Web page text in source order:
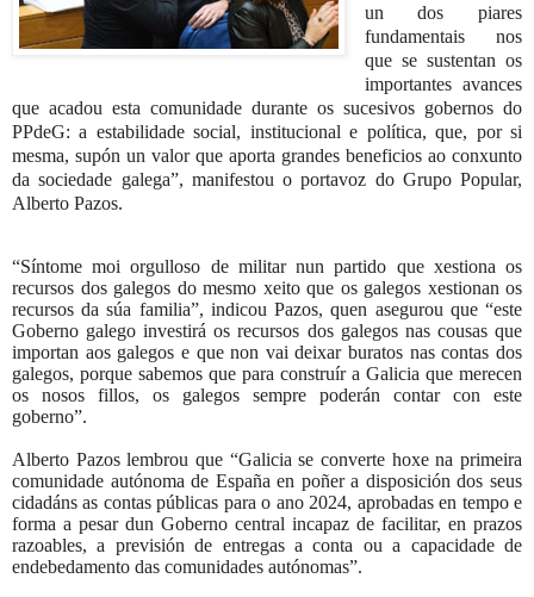
un dos piares
fundamentais nos
que se sustentan os
importantes avances
que acadou esta comunidade durante os sucesivos gobernos do
PPdeG: a estabilidade social, institucional e política, que, por si
mesma, supón un valor que aporta grandes beneficios ao conxunto
da sociedade galega”, manifestou o portavoz do Grupo Popular,
Alberto Pazos.
“Síntome moi orgulloso de militar nun partido que xestiona os
recursos dos galegos do mesmo xeito que os galegos xestionan os
recursos da súa familia”, indicou Pazos, quen asegurou que “este
Goberno galego investirá os recursos dos galegos nas cousas que
importan aos galegos e que non vai deixar buratos nas contas dos
galegos, porque sabemos que para construír a Galicia que merecen
os nosos fillos, os galegos sempre poderán contar con este
goberno”.
Alberto Pazos lembrou que “Galicia se converte hoxe na primeira
comunidade autónoma de España en poñer a disposición dos seus
cidadáns as contas públicas para o ano 2024, aprobadas en tempo e
forma a pesar dun Goberno central incapaz de facilitar, en prazos
razoables, a previsión de entregas a conta ou a capacidade de
endebedamento das comunidades autónomas”.